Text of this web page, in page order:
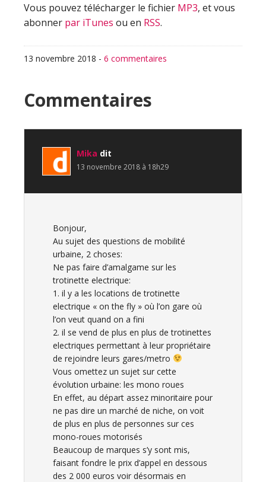
Vous pouvez télécharger le fichier MP3, et vous
abonner par iTunes ou en RSS.
13 novembre 2018 - 6 commentaires
Interactions
du
lecteur
Commentaires
Mika dit
13 novembre 2018 à 18h29
Bonjour,
Au sujet des questions de mobilité
urbaine, 2 choses:
Ne pas faire d’amalgame sur les
trotinette electrique:
1. il y a les locations de trotinette
electrique « on the fly » où l’on gare où
l’on veut quand on a fini
2. il se vend de plus en plus de trotinettes
electriques permettant à leur propriétaire
de rejoindre leurs gares/metro
Vous omettez un sujet sur cette
évolution urbaine: les mono roues
En effet, au départ assez minoritaire pour
ne pas dire un marché de niche, on voit
de plus en plus de personnes sur ces
mono-roues motorisés
Beaucoup de marques s’y sont mis,
faisant fondre le prix d’appel en dessous
des 2 000 euros voir désormais en